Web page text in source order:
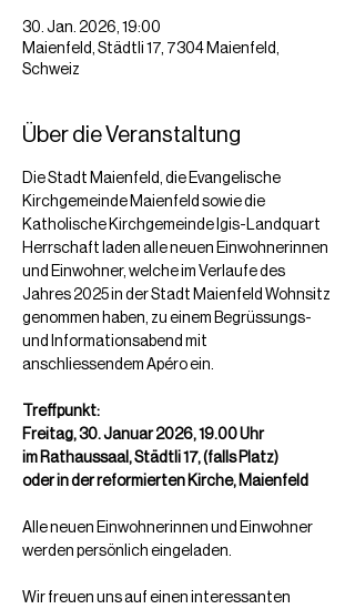
30. Jan. 2026, 19:00
Maienfeld, Städtli 17, 7304 Maienfeld,
Schweiz
Über die Veranstaltung
Die Stadt Maienfeld, die Evangelische
Kirchgemeinde Maienfeld sowie die
Katholische Kirchgemeinde Igis-Landquart
Herrschaft laden alle neuen Einwohnerinnen
und Einwohner, welche im Verlaufe des
Jahres 2025 in der Stadt Maienfeld Wohnsitz
genommen haben, zu einem Begrüssungs-
und Informationsabend mit
anschliessendem Apéro ein.
Treffpunkt:
Freitag, 30. Januar 2026, 19.00 Uhr
im Rathaussaal, Städtli 17, (falls Platz)
oder in der reformierten Kirche, Maienfeld
Alle neuen Einwohnerinnen und Einwohner
werden persönlich eingeladen.
Wir freuen uns auf einen interessanten